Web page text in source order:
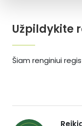
Užpildykite
Šiam renginiui